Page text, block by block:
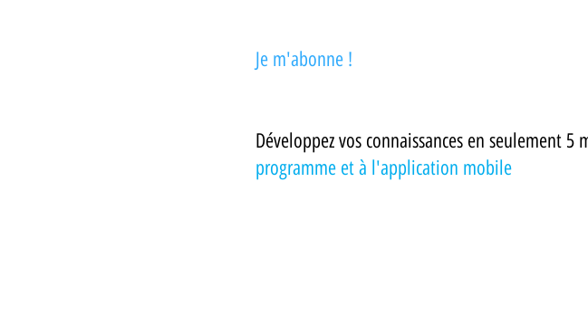
Je m'abonne !
Développez vos connaissances en seulement
programme et à l'application mobile